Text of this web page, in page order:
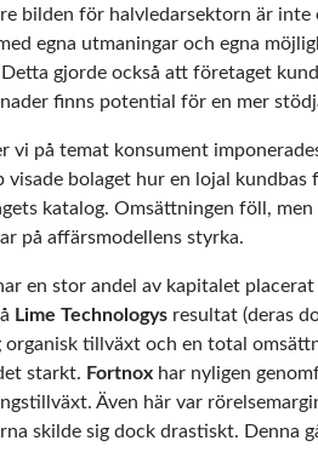
bilden för halvledarsektorn är inte
egna utmaningar och egna
gjorde också att företaget
finns potential för en mer
vi på temat konsument
visade bolaget hur en lojal
katalog. Omsättningen föll,
på affärsmodellens styrka.
en stor andel av kapitalet
Lime Technologys resultat (deras
tillväxt och en total
starkt. Fortnox har nyligen
Även här var
skilde sig dock drastiskt. Denna